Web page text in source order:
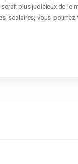
plus judicieux de le
scolaires, vous